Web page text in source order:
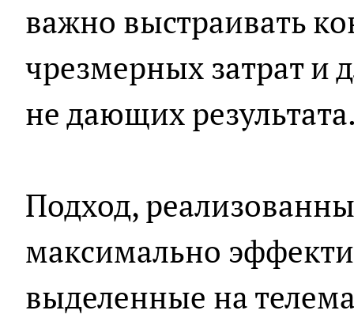
важно выстраивать
чрезмерных затрат и
не дающих
Подход,
максимально
выделенные на